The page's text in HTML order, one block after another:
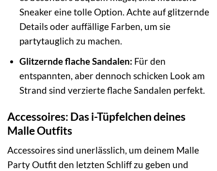
Sneaker eine tolle Option. Achte auf glitzernde
Details oder auffällige Farben, um sie
partytauglich zu machen.
Glitzernde flache Sandalen: Für den
entspannten, aber dennoch schicken Look am
Strand sind verzierte flache Sandalen perfekt.
Accessoires: Das i-Tüpfelchen deines
Malle Outfits
Accessoires sind unerlässlich, um deinem Malle
Party Outfit den letzten Schliff zu geben und